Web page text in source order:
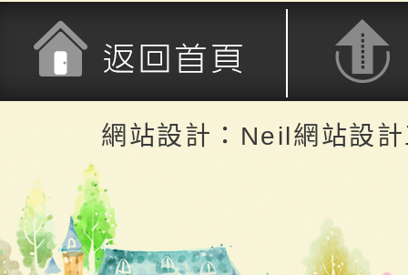
返回頂端
網站設計：Neil網站設